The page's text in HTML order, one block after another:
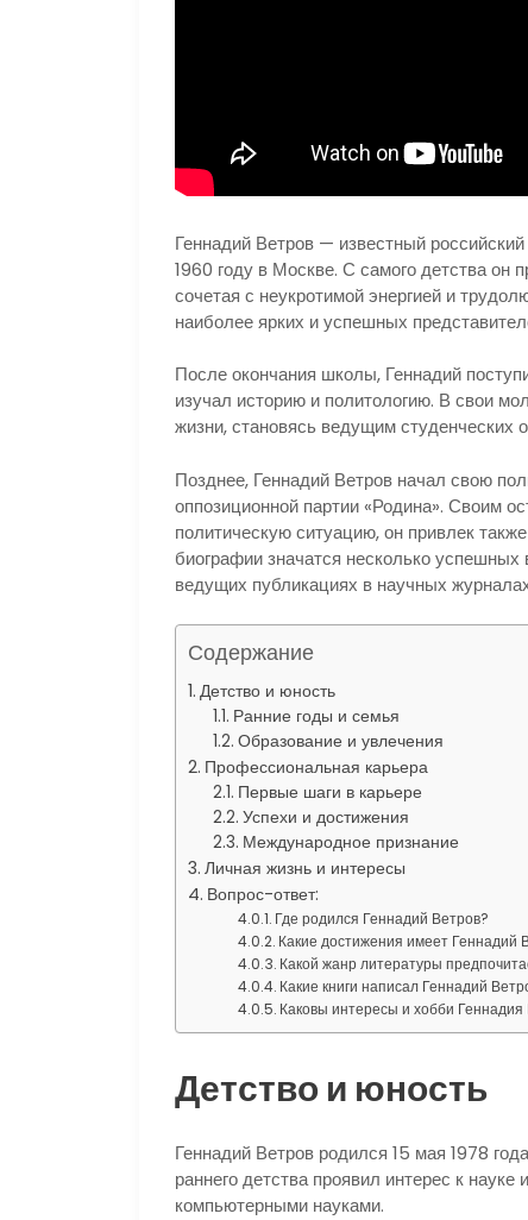
Геннадий Ветров — известный
1960 году в Москве. С самого детства он
сочетая с неукротимой энергией и
наиболее ярких и успешных
После окончания школы, Геннадий
изучал историю и политологию. В свои
жизни, становясь ведущим студенческих
Позднее, Геннадий Ветров начал свою
оппозиционной партии «Родина». Своим
политическую ситуацию, он привлек
биографии значатся несколько
ведущих публикациях в научных
Содержание
Детство и юность
Ранние годы и семья
Образование и увлечения
Профессиональная карьера
Первые шаги в карьере
Успехи и достижения
Международное признание
Личная жизнь и интересы
Вопрос-ответ:
Где родился Геннадий Ветров?
Какие достижения имеет Геннадий
Какой жанр литературы
Какие книги написал Геннадий
Каковы интересы и хобби Геннадия
Детство и юность
Геннадий Ветров родился 15 мая 1978
раннего детства проявил интерес к
компьютерными науками.